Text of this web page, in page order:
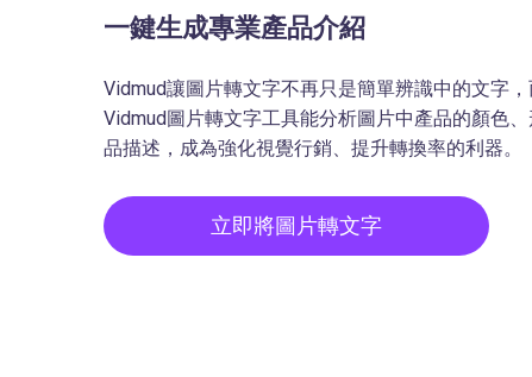
一鍵生成專業產品介紹
Vidmud讓圖片轉文字不再只是簡單辨識中的文字
Vidmud圖片轉文字工具能分析圖片中產品的顏色
品描述，成為強化視覺行銷、提升轉換率的利器。
立即將圖片轉文字